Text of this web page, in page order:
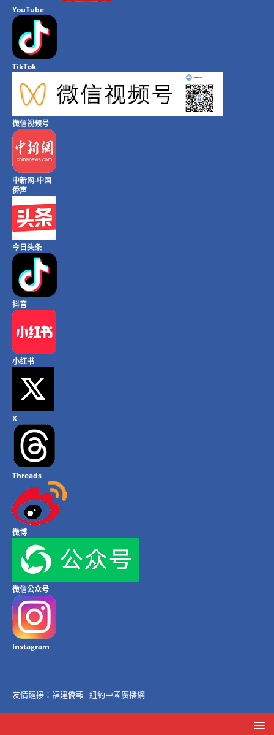
YouTube
TikTok
微信视频号
中新网-中国
侨声
今日头条
抖音
小红书
X
Threads
微博
微信公众号
Instagram
友情鏈接： 福建僑報 紐約中國廣播網